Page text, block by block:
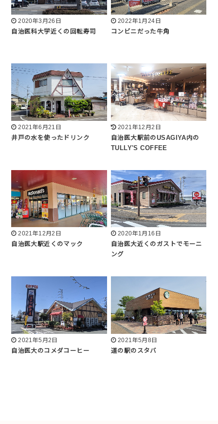
2020年3月26日
自治医科大学近くの回転寿司
2022年1月24日
コンビニだった牛角
2021年6月21日
井戸の水を使ったドリンク
2021年12月2日
自治医大駅前のUSAGIYA内の
TULLY'S COFFEE
2021年12月2日
自治医大駅近くのマック
2020年1月16日
自治医大近くのガストでモーニ
ング
2021年5月2日
自治医大のコメダコーヒー
2021年5月8日
道の駅のスタバ